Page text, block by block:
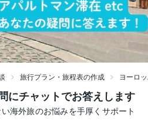
旅行プラン・旅程表の作成 ヨーロ
にチャットでお答えします
海外旅のお悩みを手厚くサポート